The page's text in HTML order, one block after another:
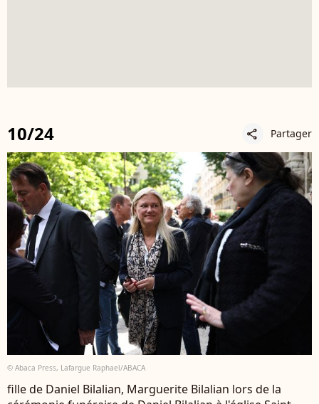
10/24 share Partager
© Abaca Press, Lafargue Raphael/ABACA
fille de Daniel Bilalian, Marguerite Bilalian lors de la